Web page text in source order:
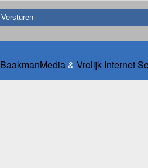
BaakmanMedia& Vrolijk Internet